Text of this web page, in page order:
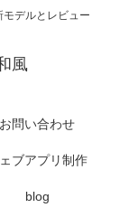
デルとレビュー
風
お問い合わせ
ブアプリ制作
blog